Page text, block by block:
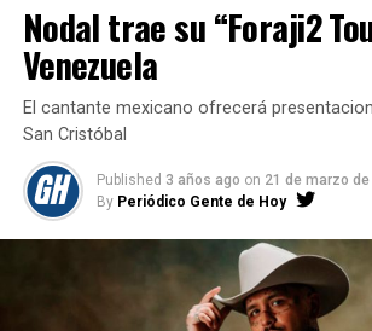
Nodal trae su “Foraji2
Venezuela
El cantante mexicano ofrecerá
San Cristóbal
Published 3 años ago on 21 de marzo de
By Periódico Gente de Hoy